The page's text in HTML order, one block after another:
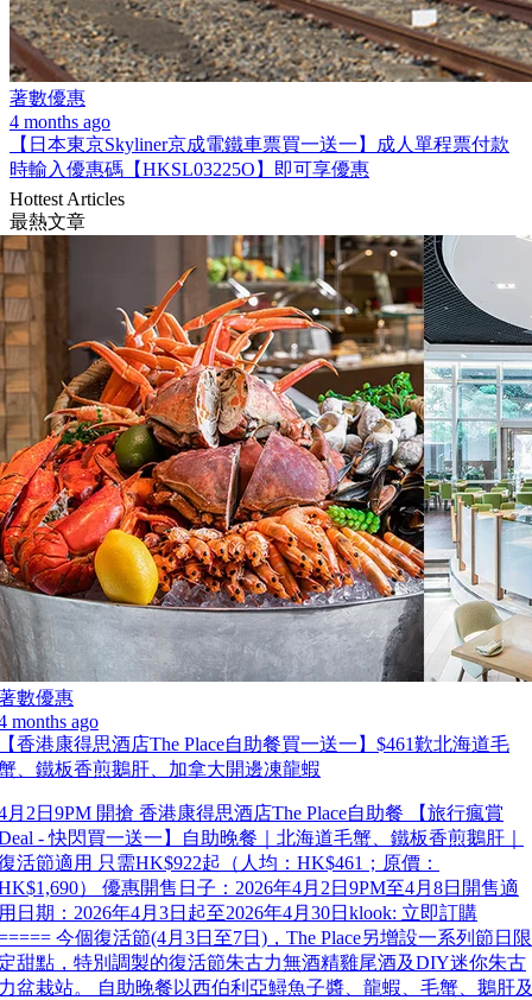
著數優惠
4 months ago
【日本東京Skyliner京成電鐵車票買一送一】成人單程票付款
時輸入優惠碼【HKSL03225O】即可享優惠
Hottest Articles
最熱文章
數優惠
months ago
香港康得思酒店The Place自助餐買一送一】$461歎北海道毛
、鐵板香煎鵝肝、加拿大開邊凍龍蝦
月2日9PM 開搶 香港康得思酒店The Place自助餐 【旅行瘋賞
- 快閃買一送一】自助晚餐｜北海道毛蟹、鐵板香煎鵝肝｜
活節適用 只需HK$922起（人均：HK$461；原價：
） 優惠開售日子：2026年4月2日9PM至4月8日開售適
日期：2026年4月3日起至2026年4月30日klook: 立即訂購
今個復活節(4月3日至7日)，The Place另增設一系列節日限
甜點，特別調製的復活節朱古力無酒精雞尾酒及DIY迷你朱古
盆栽站。 自助晚餐以西伯利亞鱘魚子醬、龍蝦、毛蟹、鵝肝